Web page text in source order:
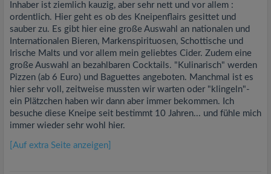
Inhaber ist ziemlich kauzig, aber sehr nett und vor allem :
ordentlich. Hier geht es ob des Kneipenflairs gesittet und
sauber zu. Es gibt hier eine große Auswahl an nationalen und
Internationalen Bieren, Markenspirituosen, Schottische und
Irische Malts und vor allem mein geliebtes Cider. Zudem eine
große Auswahl an bezahlbaren Cocktails. "Kulinarisch" werden
Pizzen (ab 6 Euro) und Baguettes angeboten. Manchmal ist es
hier sehr voll, zeitweise mussten wir warten oder "klingeln"-
ein Plätzchen haben wir dann aber immer bekommen. Ich
besuche diese Kneipe seit bestimmt 10 Jahren... und fühle mich
immer wieder sehr wohl hier.
[Auf extra Seite anzeigen]